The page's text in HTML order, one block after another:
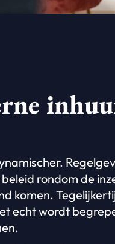
rondom de
komen.
echt wordt